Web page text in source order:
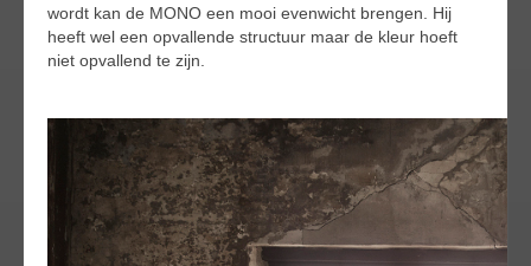
wordt kan de MONO een mooi evenwicht brengen. Hij
heeft wel een opvallende structuur maar de kleur hoeft
niet opvallend te zijn.